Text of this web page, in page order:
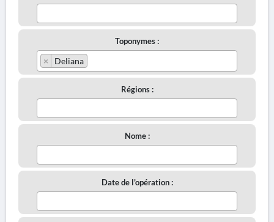
Toponymes :
× Deliana
Régions :
Nome :
Date de l'opération :